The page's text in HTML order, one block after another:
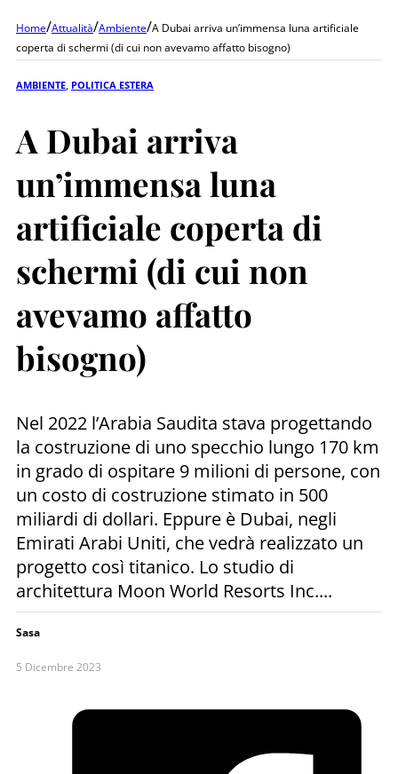
Home/Attualità/Ambiente/A Dubai arriva un’immensa luna artificiale
coperta di schermi (di cui non avevamo affatto bisogno)
AMBIENTE POLITICA ESTERA
A Dubai arriva
un’immensa luna
artificiale coperta di
schermi (di cui non
avevamo affatto
bisogno)
Nel 2022 l’Arabia Saudita stava progettando
la costruzione di uno specchio lungo 170 km
in grado di ospitare 9 milioni di persone, con
un costo di costruzione stimato in 500
miliardi di dollari. Eppure è Dubai, negli
Emirati Arabi Uniti, che vedrà realizzato un
progetto così titanico. Lo studio di
architettura Moon World Resorts Inc....
Sasa
5 Dicembre 2023